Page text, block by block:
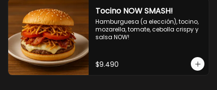
Tocino NOW SMASH!
Hamburguesa (a elección), tocino,
mozarella, tomate, cebolla crispy y
salsa NOW!
$9.490